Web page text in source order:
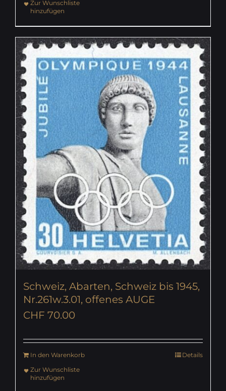
Zur Wunschliste
hinzufügen
Schweiz, Abarten, Schweiz bis 1945,
Nr.261w.3.01, offenes AUGE
CHF 70.00
In den Warenkorb
Details
Zur Wunschliste
hinzufügen